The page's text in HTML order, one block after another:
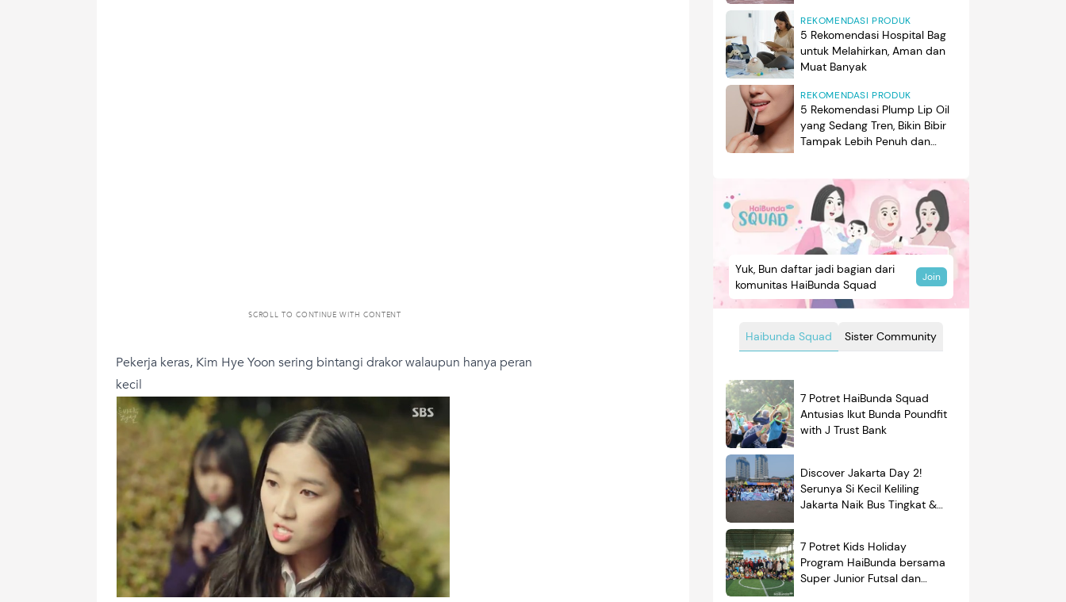
SCROLL TO CONTINUE WITH CONTENT
Pekerja keras, Kim Hye Yoon sering bintangi drakor walaupun hanya peran
kecil
REKOMENDASI PRODUK
5 Rekomendasi Hospital Bag
untuk Melahirkan, Aman dan
Muat Banyak
REKOMENDASI PRODUK
5 Rekomendasi Plump Lip Oil
yang Sedang Tren, Bikin Bibir
Tampak Lebih Penuh dan
Haibunda Squad Sister Community
Yuk, Bun daftar jadi bagian dari
komunitas HaiBunda Squad
Join
7 Potret HaiBunda Squad
Antusias Ikut Bunda Poundfit
with J Trust Bank
Discover Jakarta Day 2!
Serunya Si Kecil Keliling
Jakarta Naik Bus Tingkat &
7 Potret Kids Holiday
Program HaiBunda bersama
Super Junior Futsal dan